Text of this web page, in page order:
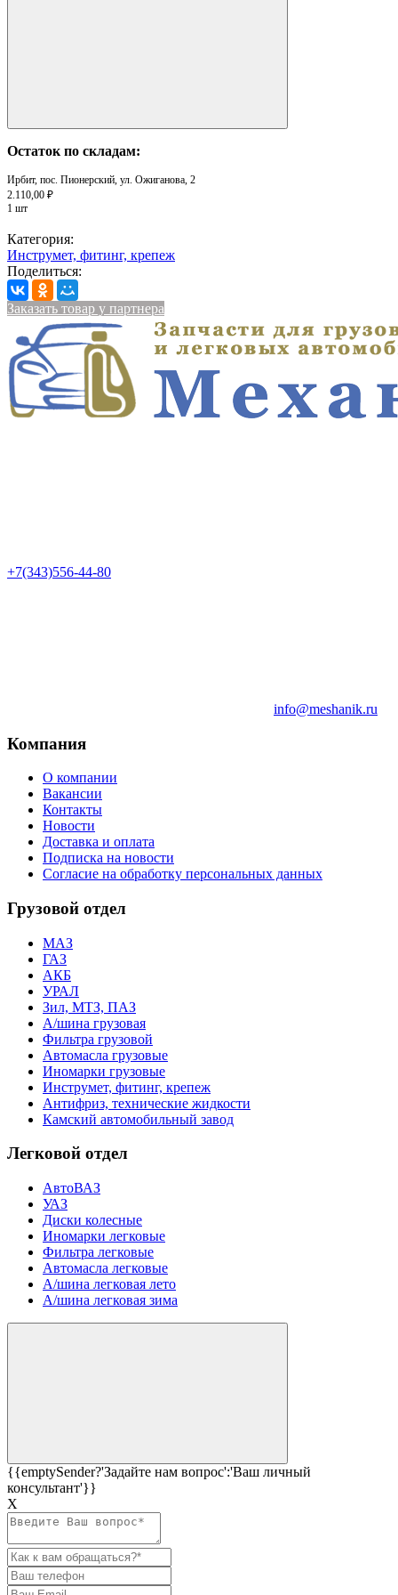
Остаток по складам:
Ирбит, пос. Пионерский, ул. Ожиганова, 2
2.110,00 ₽
1 шт
Категория:
Инструмет, фитинг, крепеж
Поделиться:
Заказать товар у партнера
+7(343)556-44-80
info@meshanik.ru
Компания
О компании
Вакансии
Контакты
Новости
Доставка и оплата
Подписка на новости
Согласие на обработку персональных данных
Грузовой отдел
МАЗ
ГАЗ
АКБ
УРАЛ
Зил, МТЗ, ПАЗ
А/шина грузовая
Фильтра грузовой
Автомасла грузовые
Иномарки грузовые
Инструмет, фитинг, крепеж
Антифриз, технические жидкости
Камский автомобильный завод
Легковой отдел
АвтоВАЗ
УАЗ
Диски колесные
Иномарки легковые
Фильтра легковые
Автомасла легковые
А/шина легковая лето
А/шина легковая зима
{{emptySender?'Задайте нам вопрос':'Ваш личный
консультант'}}
Х